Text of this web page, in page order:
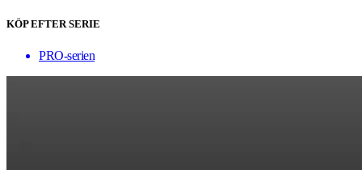
KÖP EFTER SERIE
PRO-serien